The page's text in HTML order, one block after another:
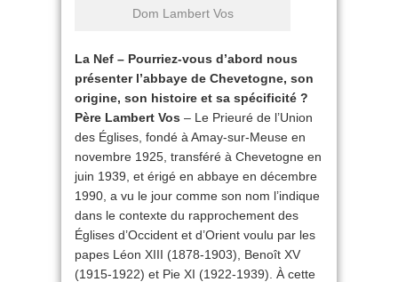
Dom Lambert Vos
La Nef – Pourriez-vous d’abord nous
présenter l’abbaye de Chevetogne, son
origine, son histoire et sa spécificité ?
Père Lambert Vos – Le Prieuré de l’Union
des Églises, fondé à Amay-sur-Meuse en
novembre 1925, transféré à Chevetogne en
juin 1939, et érigé en abbaye en décembre
1990, a vu le jour comme son nom l’indique
dans le contexte du rapprochement des
Églises d’Occident et d’Orient voulu par les
papes Léon XIII (1878-1903), Benoît XV
(1915-1922) et Pie XI (1922-1939). À cette